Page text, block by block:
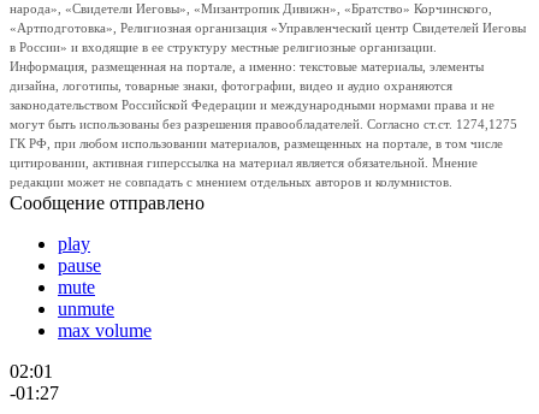
народа», «Свидетели Иеговы», «Мизантропик Дивижн», «Братство» Корчинского,
«Артподготовка», Религиозная организация «Управленческий центр Свидетелей Иеговы
в России» и входящие в ее структуру местные религиозные организации.
Информация, размещенная на портале, а именно: текстовые материалы, элементы
дизайна, логотипы, товарные знаки, фотографии, видео и аудио охраняются
законодательством Российской Федерации и международными нормами права и не
могут быть использованы без разрешения правообладателей. Согласно ст.ст. 1274,1275
ГК РФ, при любом использовании материалов, размещенных на портале, в том числе
цитировании, активная гиперссылка на материал является обязательной. Мнение
редакции может не совпадать с мнением отдельных авторов и колумнистов.
Сообщение отправлено
play
pause
mute
unmute
max volume
02:01
-01:27